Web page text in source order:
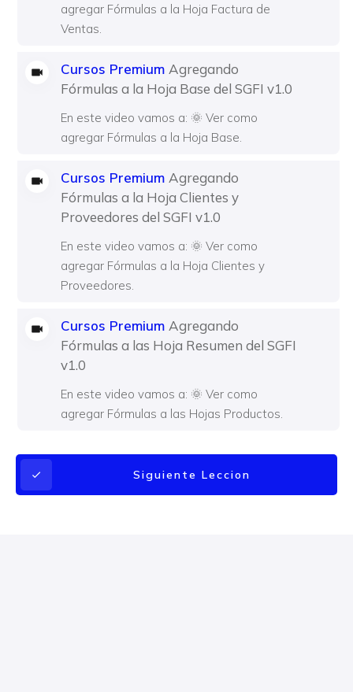
agregar Fórmulas a la Hoja Factura de
Ventas.
Cursos Premium Agregando
Fórmulas a la Hoja Base del SGFI v1.0
En este video vamos a: 🌞 Ver como
agregar Fórmulas a la Hoja Base.
Cursos Premium Agregando
Fórmulas a la Hoja Clientes y
Proveedores del SGFI v1.0
En este video vamos a: 🌞 Ver como
agregar Fórmulas a la Hoja Clientes y
Proveedores.
Cursos Premium Agregando
Fórmulas a las Hoja Resumen del SGFI
v1.0
En este video vamos a: 🌞 Ver como
agregar Fórmulas a las Hojas Productos.
Siguiente Leccion